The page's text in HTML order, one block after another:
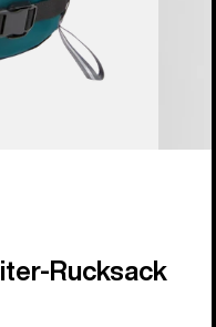
Rucksack